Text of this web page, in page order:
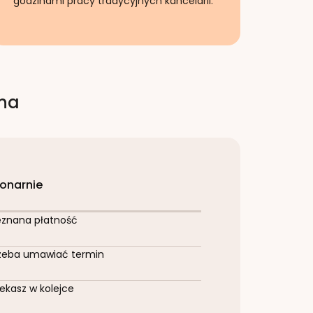
płatność
umawiać termin
w kolejce